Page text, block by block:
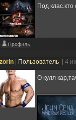
Под клас.кто
zorin Пользователь | 4
О кулл